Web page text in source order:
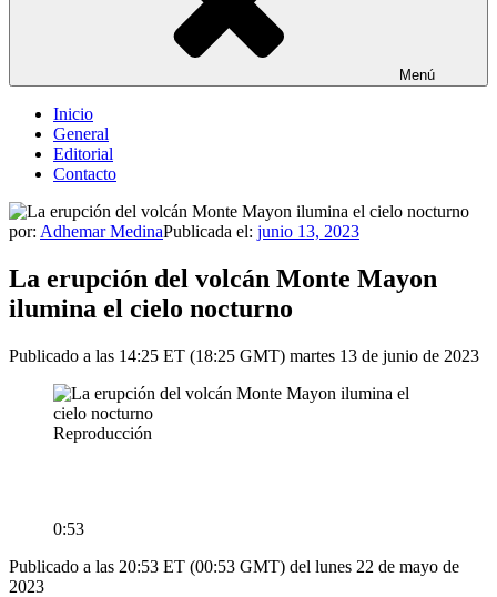
Menú
Inicio
General
Editorial
Contacto
por: Adhemar MedinaPublicada el: junio 13, 2023
La erupción del volcán Monte Mayon
ilumina el cielo nocturno
Publicado a las 14:25 ET (18:25 GMT) martes 13 de junio de 2023
Reproducción
0:53
Publicado a las 20:53 ET (00:53 GMT) del lunes 22 de mayo de
2023